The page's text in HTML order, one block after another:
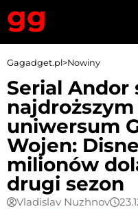
Gagadget.pl>Nowiny
Serial Andor
uniwersum
Wojen:
milionów
drugi sezon
Vladislav Nuzhnov